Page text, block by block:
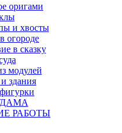
оригами
и хвосты
огороде
в сказку
модулей
здания
РАБОТЫ